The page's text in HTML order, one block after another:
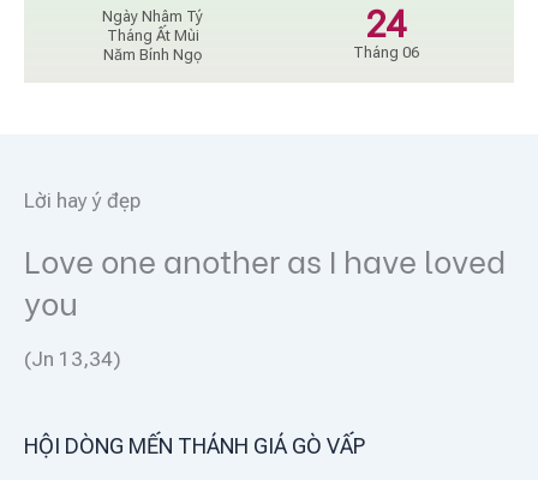
Ngày Nhâm Tý
Tháng Ất Mùi
Năm Bính Ngọ
24
Tháng 06
Lời hay ý đẹp
Love one another as I have loved
you
(Jn 13,34)
HỘI DÒNG MẾN THÁNH GIÁ GÒ VẤP